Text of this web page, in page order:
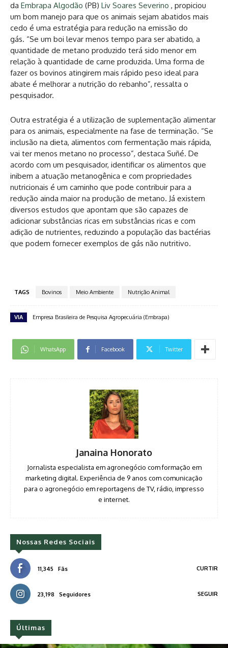
da Embrapa Algodão (PB) Liv Soares Severino , propiciou
um bom manejo para que os animais sejam abatidos mais
cedo é uma estratégia para redução na emissão do
gás. “Se um boi levar menos tempo para ser abatido, a
quantidade de metano produzido terá sido menor em
relação à quantidade de carne produzida. Uma forma de
fazer os bovinos atingirem mais rápido peso ideal para
abate é melhorar a nutrição do rebanho”, ressalta o
pesquisador.
Outra estratégia é a utilização de suplementação alimentar
para os animais, especialmente na fase de terminação. “Se
inclusão na dieta, alimentos com fermentação mais rápida,
vai ter menos metano no processo”, destaca Suñé. De
acordo com um pesquisador, identificar os alimentos que
inibem a atuação metanogênica e com propriedades
nutricionais é um caminho que pode contribuir para a
redução ainda maior na produção de metano. Já existem
diversos estudos que apontam que são capazes de
adicionar substâncias ricas em substâncias ricas e com
adição de nutrientes, reduzindo a população das bactérias
que podem fornecer exemplos de gás não nutritivo.
TAGS Bovinos Meio Ambiente Nutrição Animal
VIA Empresa Brasileira de Pesquisa Agropecuária (Embrapa)
WhatsApp Facebook Twitter
Janaina Honorato
Jornalista especialista em agronegócio com formação em
marketing digital. Experiência de 9 anos com comunicação
para o agronegócio em reportagens de TV, rádio, impresso
e internet.
Nossas Redes Sociais
11,345 Fãs CURTIR
23,198 Seguidores SEGUIR
Últimas